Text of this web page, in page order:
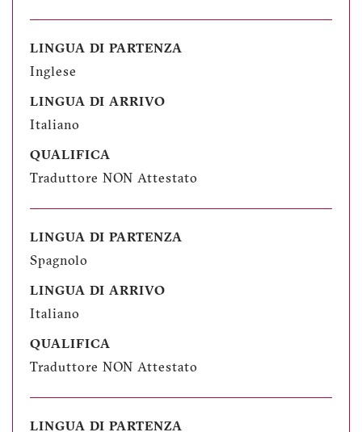
LINGUA DI PARTENZA
Inglese
LINGUA DI ARRIVO
Italiano
QUALIFICA
Traduttore NON Attestato
LINGUA DI PARTENZA
Spagnolo
LINGUA DI ARRIVO
Italiano
QUALIFICA
Traduttore NON Attestato
LINGUA DI PARTENZA